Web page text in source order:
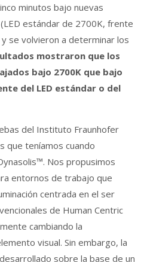
minutos bajo nuevas
estándar de 2700K, frente
se volvieron a determinar los
mostraron que los
bajo 2700K que bajo
del LED estándar o del
del Instituto Fraunhofer
que teníamos cuando
Nos propusimos
entornos de trabajo que
centrada en el ser
de Human Centric
cambiando la
visual. Sin embargo, la
sobre la base de un